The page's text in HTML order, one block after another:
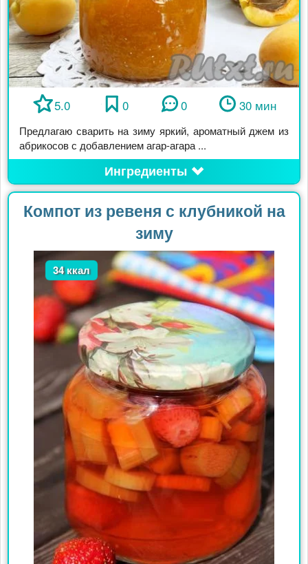
5.0 0 0 30 мин
Предлагаю сварить на зиму яркий, ароматный джем из
абрикосов с добавлением агар-агара ...
Ингредиенты
Компот из ревеня с клубникой на
зиму
34 ккал